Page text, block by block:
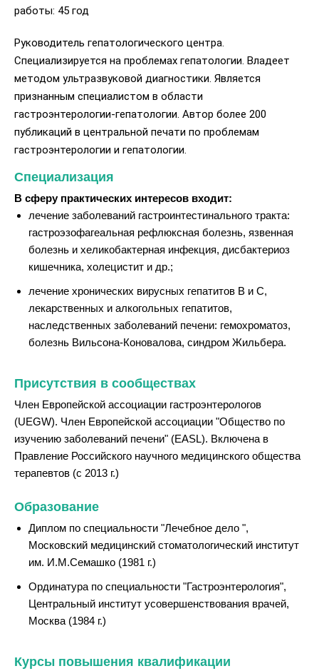
работы: 45 год
Руководитель гепатологического центра.
Специализируется на проблемах гепатологии. Владеет
методом ультразвуковой диагностики. Является
признанным специалистом в области
гастроэнтерологии-гепатологии. Автор более 200
публикаций в центральной печати по проблемам
гастроэнтерологии и гепатологии.
Специализация
В сферу практических интересов входит:
лечение заболеваний гастроинтестинального тракта:
гастроэзофагеальная рефлюксная болезнь, язвенная
болезнь и хеликобактерная инфекция, дисбактериоз
кишечника, холецистит и др.;
лечение хронических вирусных гепатитов В и С,
лекарственных и алкогольных гепатитов,
наследственных заболеваний печени: гемохроматоз,
болезнь Вильсона-Коновалова, синдром Жильбера.
Присутствия в сообществах
Член Европейской ассоциации гастроэнтерологов
(UEGW). Член Европейской ассоциации "Общество по
изучению заболеваний печени" (EASL). Включена в
Правление Российского научного медицинского общества
терапевтов (с 2013 г.)
Образование
Диплом по специальности "Лечебное дело ",
Московский медицинский стоматологический институт
им. И.М.Семашко (1981 г.)
Ординатура по специальности "Гастроэнтерология",
Центральный институт усовершенствования врачей,
Москва (1984 г.)
Курсы повышения квалификации